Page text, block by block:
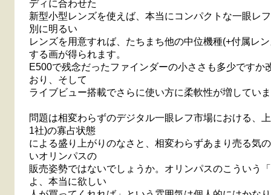
ディに合わせた
新型小型レンズを使えば、本当にコンパクトな一眼レ
別に明るい
レンズを用意すれば、たちまち他の中位機種(+付属レ
する画が得られます。
E500で残念だったファインダーの小ささも多少ですか
おり、そして
ライブビュー搭載でさらに使い方に柔軟性が増してい
問題は相変わらずのデジタル一眼レフ市場における、
1社)の寡占状態
による盛り上がりのなさと、相変わらずあまり売る気
いオリンパスの
販売姿勢ではないでしょうか。オリンパスのこういう
よ、本当に欲しい